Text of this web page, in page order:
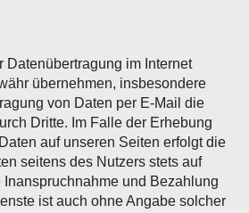
Datenübertragung im Internet
übernehmen, insbesondere
von Daten per E-Mail die
Dritte. Im Falle der Erhebung
auf unseren Seiten erfolgt die
seitens des Nutzers stets auf
und Bezahlung
ist auch ohne Angabe solcher